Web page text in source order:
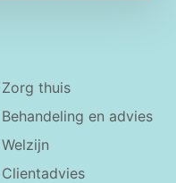
Zorg thuis
Behandeling en advies
Welzijn
Clientadvies